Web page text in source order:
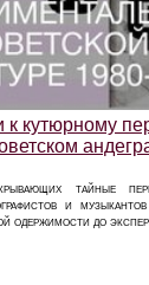
к кутюрному
тайные
и
одержимости до